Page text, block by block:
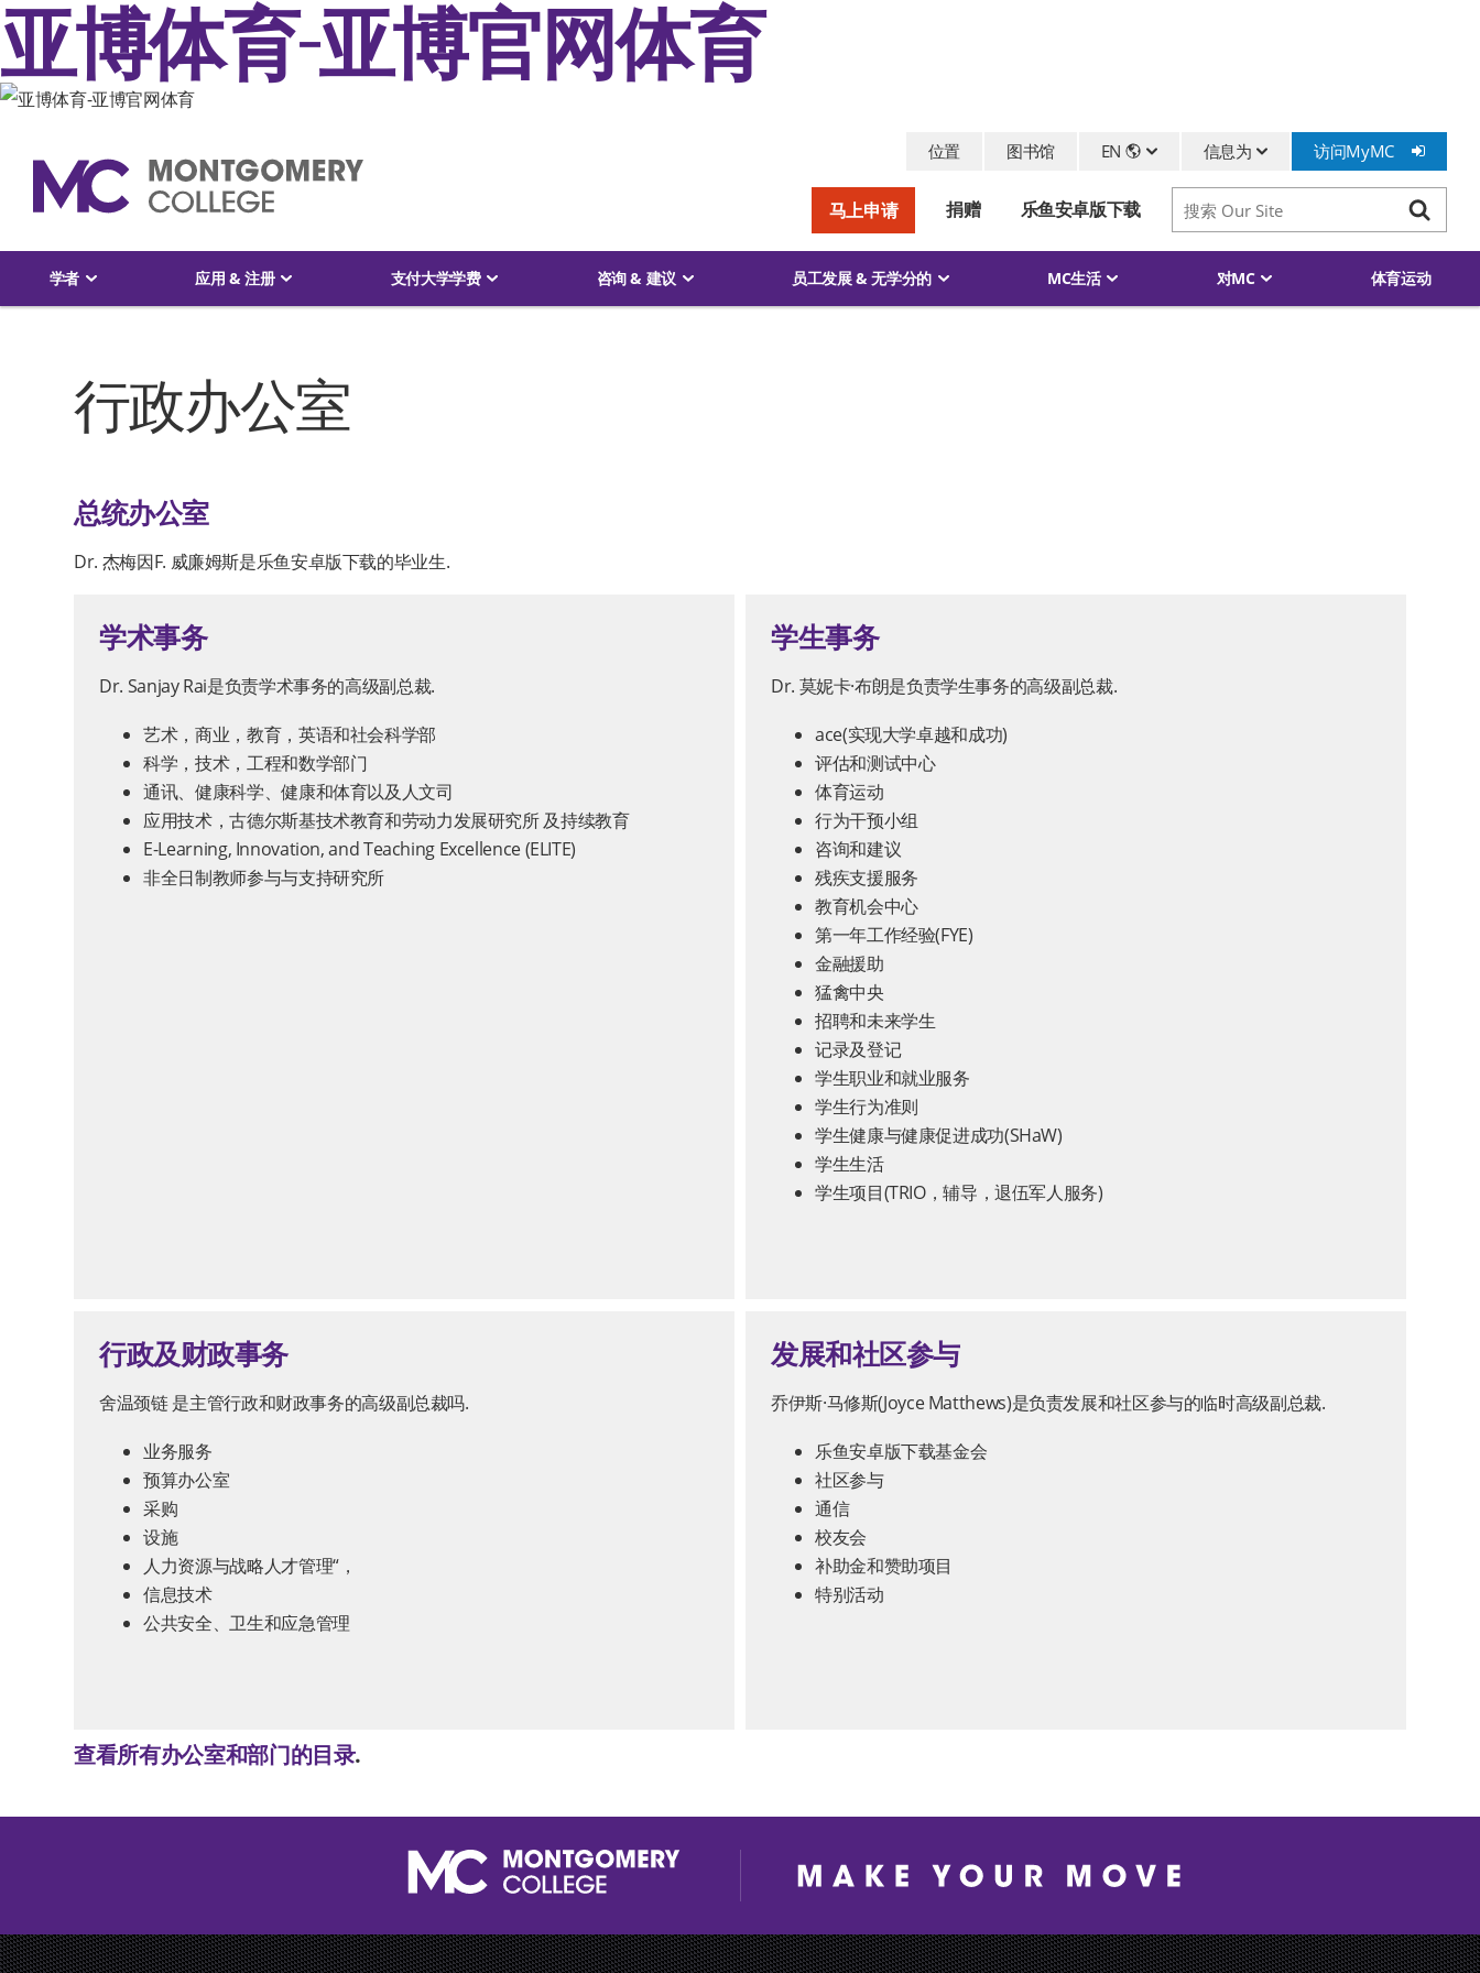
亚博体育-亚博官网体育
位置 图书馆 EN 信息为 访问MyMC
马上申请 捐赠 乐鱼安卓版下载 搜索
搜索
学者 应用 & 注册 支付大学学费 咨询 & 建议 员工发展 & 无学分的 MC生活 对MC 体育运动
行政办公室
总统办公室
Dr. 杰梅因F. 威廉姆斯是乐鱼安卓版下载的毕业生.
学术事务
Dr. Sanjay Rai是负责学术事务的高级副总裁.
艺术，商业，教育，英语和社会科学部
科学，技术，工程和数学部门
通讯、健康科学、健康和体育以及人文司
应用技术，古德尔斯基技术教育和劳动力发展研究所 及持续教育
E-Learning, Innovation, and Teaching Excellence (ELITE)
非全日制教师参与与支持研究所
学生事务
Dr. 莫妮卡·布朗是负责学生事务的高级副总裁.
ace(实现大学卓越和成功)
评估和测试中心
体育运动
行为干预小组
咨询和建议
残疾支援服务
教育机会中心
第一年工作经验(FYE)
金融援助
猛禽中央
招聘和未来学生
记录及登记
学生职业和就业服务
学生行为准则
学生健康与健康促进成功(SHaW)
学生生活
学生项目(TRIO，辅导，退伍军人服务)
行政及财政事务
舍温颈链是主管行政和财政事务的高级副总裁吗.
业务服务
预算办公室
采购
设施
人力资源与战略人才管理“，
信息技术
公共安全、卫生和应急管理
发展和社区参与
乔伊斯·马修斯(Joyce Matthews)是负责发展和社区参与的临时高级副总裁.
乐鱼安卓版下载基金会
社区参与
通信
校友会
补助金和赞助项目
特别活动
查看所有办公室和部门的目录.